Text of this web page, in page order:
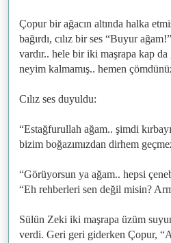
Çopur bir ağacın altında halka
bağırdı, cılız bir ses “Buyur
vardır.. hele bir iki maşrapa kap
neyim kalmamış.. hemen
Cılız ses duyuldu:
“Estağfurullah ağam.. şimdi
bizim boğazımızdan dirhem
“Görüyorsun ya ağam.. hepsi
“Eh rehberleri sen değil misin?
Sülün Zeki iki maşrapa üzüm
verdi. Geri geri giderken Çopur,